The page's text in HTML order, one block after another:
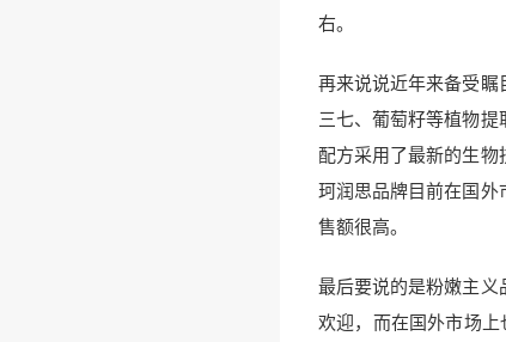
右。
再来说说近年来备受
三七、葡萄籽等植物
配方采用了最新的生物
珂润思品牌目前在国
售额很高。
最后要说的是粉嫩主
欢迎，而在国外市场上